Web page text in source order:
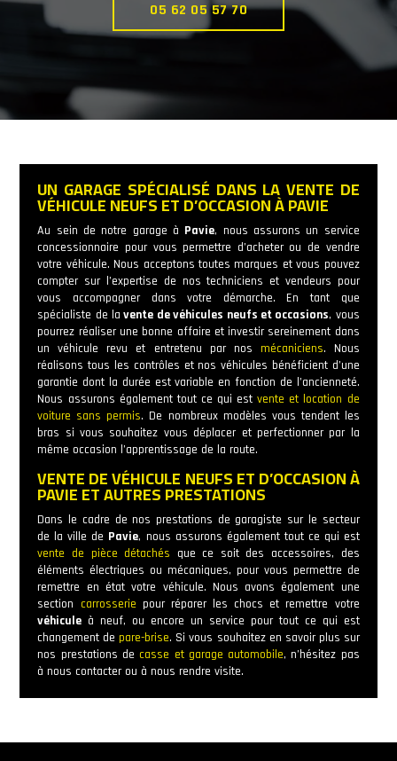
05 62 05 57 70
UN GARAGE SPÉCIALISÉ DANS LA VENTE DE
VÉHICULE NEUFS ET D’OCCASION À PAVIE
Au sein de notre garage à Pavie, nous assurons un service
concessionnaire pour vous permettre d’acheter ou de vendre
votre véhicule. Nous acceptons toutes marques et vous pouvez
compter sur l’expertise de nos techniciens et vendeurs pour
vous accompagner dans votre démarche. En tant que
spécialiste de la vente de véhicules neufs et occasions, vous
pourrez réaliser une bonne affaire et investir sereinement dans
un véhicule revu et entretenu par nos mécaniciens. Nous
réalisons tous les contrôles et nos véhicules bénéficient d’une
garantie dont la durée est variable en fonction de l’ancienneté.
Nous assurons également tout ce qui estvente et location de
voiture sans permis. De nombreux modèles vous tendent les
bras si vous souhaitez vous déplacer et perfectionner par la
même occasion l’apprentissage de la route.
VENTE DE VÉHICULE NEUFS ET D’OCCASION À
PAVIE ET AUTRES PRESTATIONS
Dans le cadre de nos prestations de garagiste sur le secteur
de la ville de Pavie, nous assurons également tout ce qui est
vente de pièce détachés que ce soit des accessoires, des
éléments électriques ou mécaniques, pour vous permettre de
remettre en état votre véhicule. Nous avons également une
section carrosseriepour réparer les chocs et remettre votre
véhicule à neuf, ou encore un service pour tout ce qui est
changement de pare-brise. Si vous souhaitez en savoir plus sur
nos prestations de casse et garage automobile, n’hésitez pas
à nous contacter ou à nous rendre visite.